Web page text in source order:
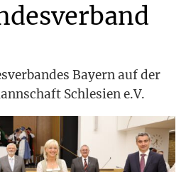
Bay­ern auf der
Schle­si­en e.V.